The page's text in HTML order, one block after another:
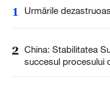
1 Urmările
2 China: Stabilitatea
succesul procesului